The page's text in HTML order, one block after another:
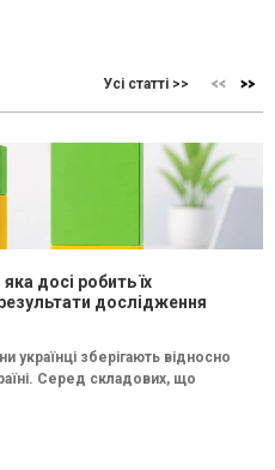
Усі статті >>
досі робить їх
дослідження
українці зберігають відносно
Серед складових, що